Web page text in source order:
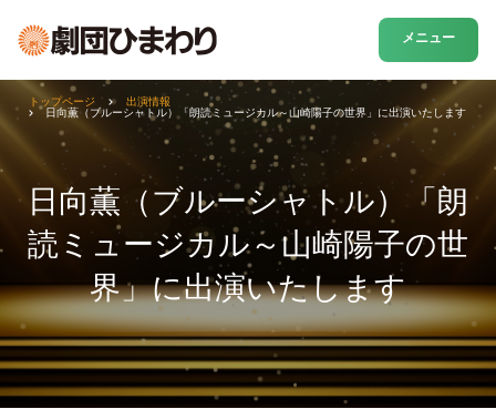
メニュー
日向薫（ブルーシャトル）「朗
読ミュージカル～山崎陽子の世
界」に出演いたします
トップページ
出演情報
日向薫（ブルーシャトル）「朗読ミュージカル～山崎陽子の世界」に出演いたします